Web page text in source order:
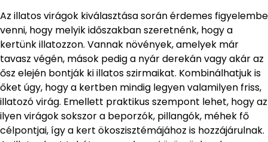
Az illatos virágok kiválasztása során érdemes figyelembe
venni, hogy melyik időszakban szeretnénk, hogy a
kertünk illatozzon. Vannak növények, amelyek már
tavasz végén, mások pedig a nyár derekán vagy akár az
ősz elején bontják ki illatos szirmaikat. Kombinálhatjuk is
őket úgy, hogy a kertben mindig legyen valamilyen friss,
illatozó virág. Emellett praktikus szempont lehet, hogy az
ilyen virágok sokszor a beporzók, pillangók, méhek fő
célpontjai, így a kert ökoszisztémájához is hozzájárulnak.